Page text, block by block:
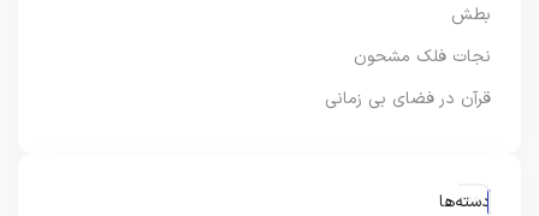
بطش
نجات فلک مشحون
قرآن در فضای بی زمانی
دسته‌ها